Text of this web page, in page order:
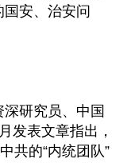
安、治安问
研究员、中国
发表文章指出，
共的“内统团队”